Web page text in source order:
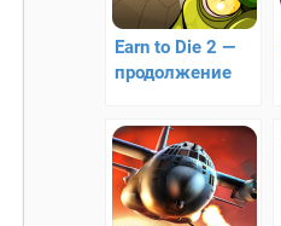
Earn to Die 2 —
продолжение